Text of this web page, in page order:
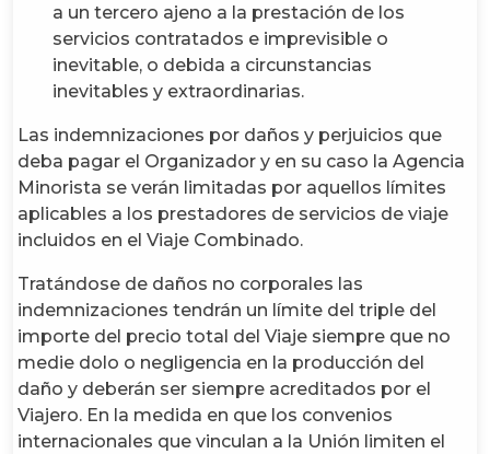
a un tercero ajeno a la prestación de los
servicios contratados e imprevisible o
inevitable, o debida a circunstancias
inevitables y extraordinarias.
Las indemnizaciones por daños y perjuicios que
deba pagar el Organizador y en su caso la Agencia
Minorista se verán limitadas por aquellos límites
aplicables a los prestadores de servicios de viaje
incluidos en el Viaje Combinado.
Tratándose de daños no corporales las
indemnizaciones tendrán un límite del triple del
importe del precio total del Viaje siempre que no
medie dolo o negligencia en la producción del
daño y deberán ser siempre acreditados por el
Viajero. En la medida en que los convenios
internacionales que vinculan a la Unión limiten el